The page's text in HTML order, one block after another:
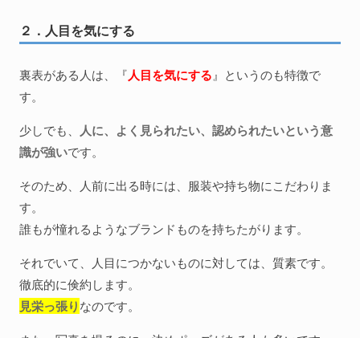
２．人目を気にする
裏表がある人は、『 人目を気にする 』というのも特徴で
す。
少しでも、
人に、よく見られたい、認められたいという意
識が強いです。
そのため、人前に出る時には、服装や持ち物にこだわりま
す。
誰もが憧れるようなブランドものを持ちたがります。
それでいて、人目につかないものに対しては、質素です。
徹底的に倹約します。
見栄っ張り なのです。